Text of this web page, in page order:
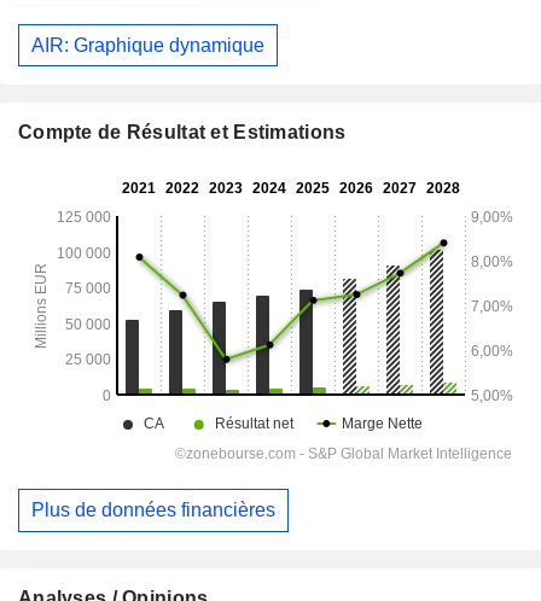
AIR: Graphique dynamique
Compte de Résultat et Estimations
Plus de données financières